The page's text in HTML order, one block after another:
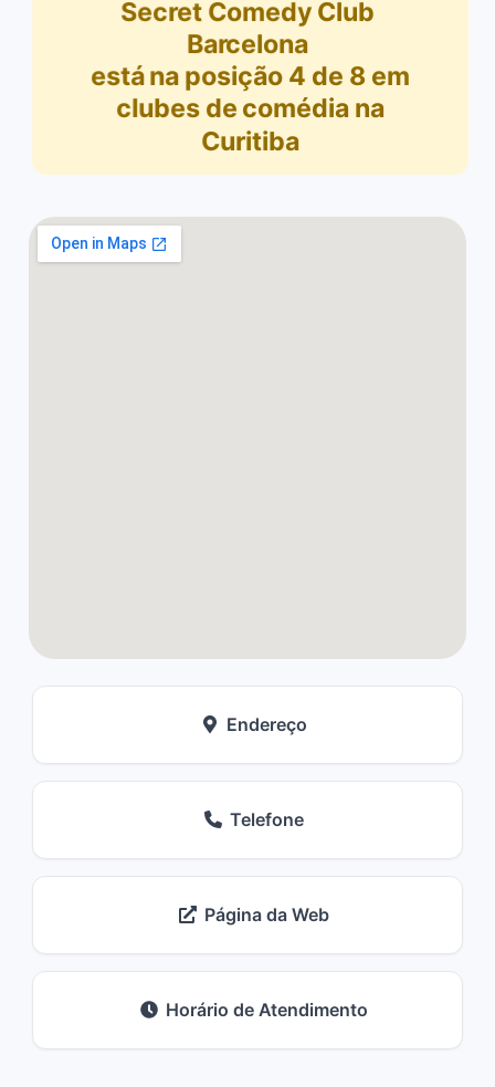
Secret Comedy Club
Barcelona
está na posição 4 de 8 em
clubes de comédia na
Curitiba
Endereço
Telefone
Página da Web
Horário de Atendimento